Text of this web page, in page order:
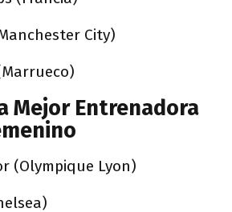
City)
Mejor Entrenadora
(Olympique Lyon)